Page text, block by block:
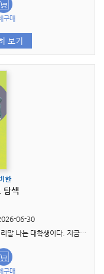
구매
보기
한
탐색
06-30
1판 6쇄 2026-06-30 1판 1쇄 2019-03-05 머리말 나는 대학생이다. 지금까지 열심히 준비해 왔다. 사실이다. 그래서 대학에 합격했다. 그렇다면 앞으로 4년 ..
구매